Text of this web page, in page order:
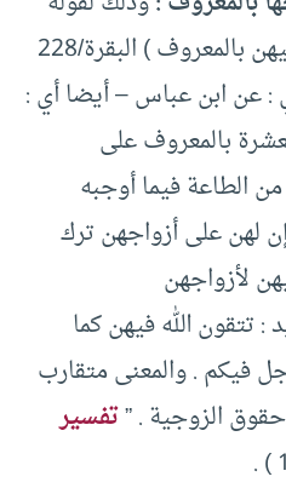
تعالى ( ولهن مثل الذي عليهن بالمعروف ) البقرة/228
: عن ابن عباس – أيضا أي :
بالمعروف على
الطاعة فيما أوجبه
لهن على أزواجهن ترك
لأزواجهن
: تتقون الله فيهن كما
فيكم . والمعنى متقارب
الزوجية . ”تفسير